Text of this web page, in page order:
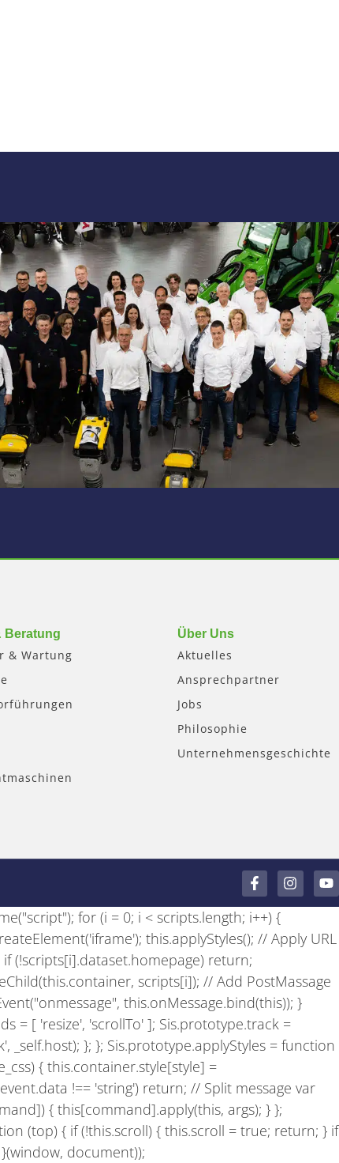
Beratung
& Wartung
Über Uns
Aktuelles
Ansprechpartner
Jobs
Philosophie
Unternehmensgeschichte
F
a
c
e
b
o
k
-
f
I
n
s
a
g
a
m
Y
o
u
u
b
for (i = 0; i < scripts.length; i++) {
this.applyStyles(); // Apply URL
(!scripts[i].dataset.homepage) return;
scripts[i]); // Add PostMassage
this.onMessage.bind(this)); }
= [ 'resize', 'scrollTo' ]; Sis.prototype.track =
}; }; Sis.prototype.applyStyles = function
{ this.container.style[style] =
!== 'string') return; // Split message var
{ this[command].apply(this, args); } };
(top) { if (!this.scroll) { this.scroll = true; return; } if
document));